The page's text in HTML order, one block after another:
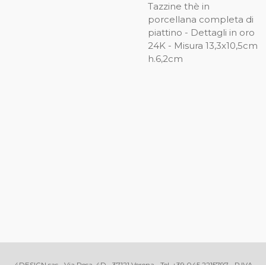
Tazzine thè in
porcellana completa di
piattino - Dettagli in oro
24K - Misura 13,3x10,5cm
h.6,2cm